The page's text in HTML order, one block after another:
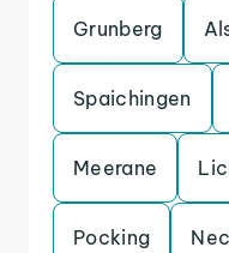
Grunberg
Spaichingen
Meerane
Pocking